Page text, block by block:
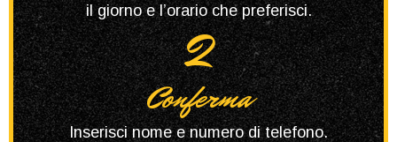
il giorno e l’orario che preferisci.
2
Conferma
Inserisci nome e numero di telefono.